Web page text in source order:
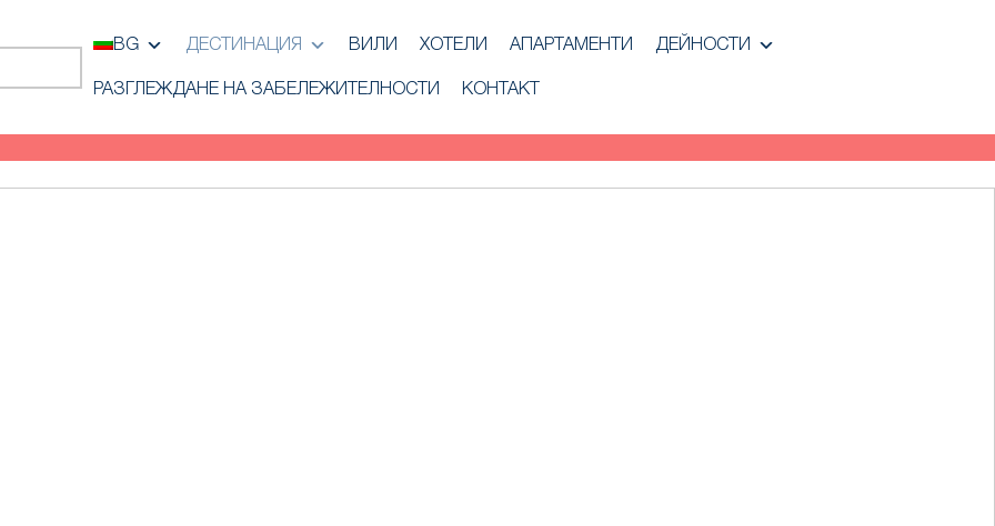
BG ДЕСТИНАЦИЯ ВИЛИ ХОТЕЛИ АПАРТАМЕНТИ ДЕЙНОСТИ
РАЗГЛЕЖДАНЕ НА ЗАБЕЛЕЖИТЕЛНОСТИ КОНТАКТ